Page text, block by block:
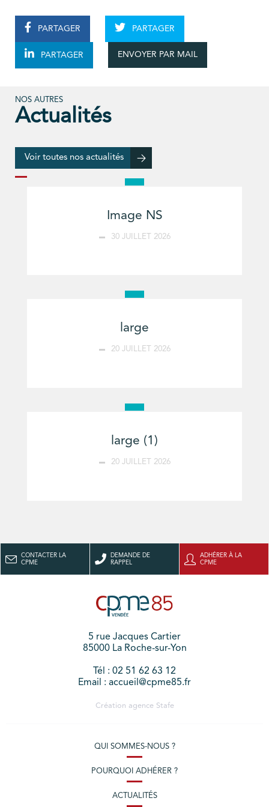
PARTAGER PARTAGER
PARTAGER ENVOYER PAR MAIL
NOS AUTRES
Actualités
Voir toutes nos actualités
Image NS
30 JUILLET 2026
large
20 JUILLET 2026
large (1)
20 JUILLET 2026
CONTACTER LA
CPME
DEMANDE DE
RAPPEL
ADHÉRER À LA
CPME
5 rue Jacques Cartier
85000 La Roche-sur-Yon
Tél : 02 51 62 63 12
Email : accueil@cpme85.fr
Création agence Stafe
QUI SOMMES-NOUS ?
POURQUOI ADHÉRER ?
ACTUALITÉS